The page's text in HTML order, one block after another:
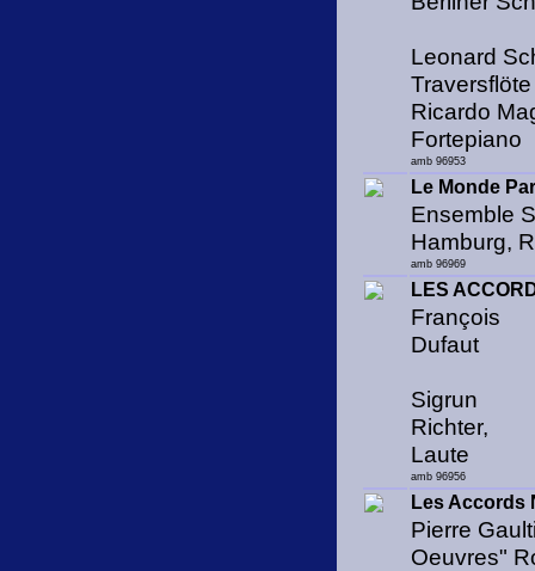
Leonard
Traversflöte
Ricardo
Fortepiano
amb 96953
Le Monde
Ensemble
Hamburg,
amb 96969
LES
François
Dufaut
Sigrun
Richter,
Laute
amb 96956
Les Accords
Pierre
Oeuvres"